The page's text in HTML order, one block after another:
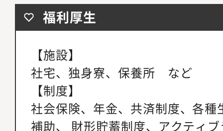
福利厚生
【施設】
社宅、独身寮、保養所 など
【制度】
社会保険、年金、共済制度、各
補助、 財形貯蓄制度、アクティ